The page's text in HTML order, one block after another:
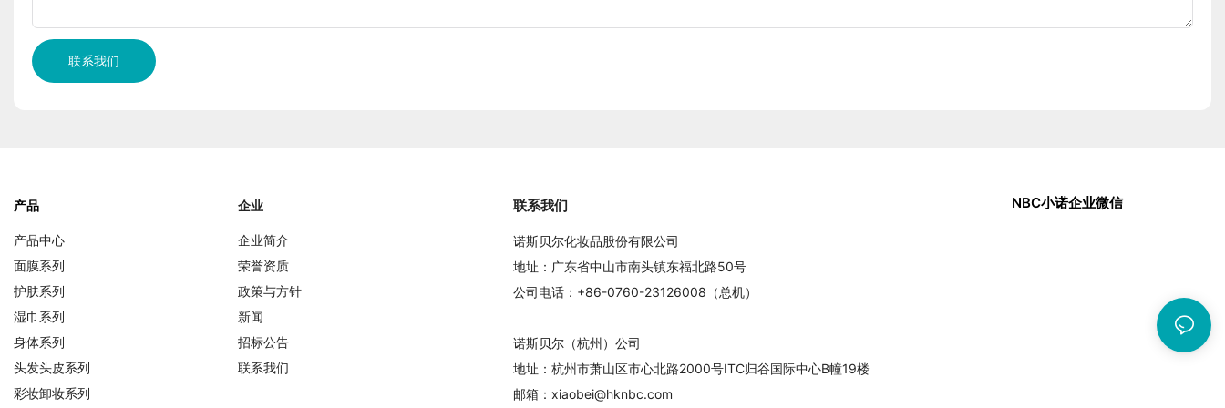
联系我们
产品
产品中心
面膜系列
护肤系列
湿巾系列
身体系列
头发头皮系列
彩妆卸妆系列
企业
企业简介
荣誉资质
政策与方针
新闻
招标公告
联系我们
联系我们
诺斯贝尔化妆品股份有限公司
地址：广东省中山市南头镇东福北路50号
公司电话：+86-0760-23126008（总机）
诺斯贝尔（杭州）公司
地址：杭州市萧山区市心北路2000号ITC归谷国际中心B幢19楼
邮箱：xiaobei@hknbc.com
NBC小诺企业微信